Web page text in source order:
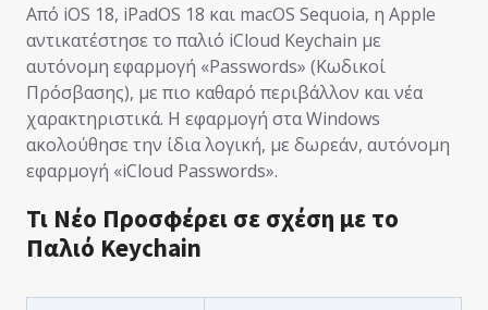
Από iOS 18, iPadOS 18 και macOS Sequoia, η Apple
αντικατέστησε το παλιό iCloud Keychain με
αυτόνομη εφαρμογή «Passwords» (Κωδικοί
Πρόσβασης), με πιο καθαρό περιβάλλον και νέα
χαρακτηριστικά. Η εφαρμογή στα Windows
ακολούθησε την ίδια λογική, με δωρεάν, αυτόνομη
εφαρμογή «iCloud Passwords».
Τι Νέο Προσφέρει σε σχέση με το
Παλιό Keychain